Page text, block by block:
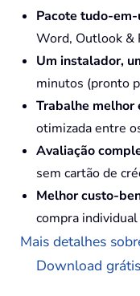
Pacote tudo-em-
Word, Outlook &
Um instalador,
minutos (pronto
Trabalhe melhor
otimizada entre
Avaliação
sem cartão de
Melhor custo-
compra
Mais detalhes
Download